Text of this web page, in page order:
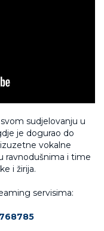
sudjelovanju u
je dogurao do
vokalne
ravnodušnima i time
i žirija.
servisima: